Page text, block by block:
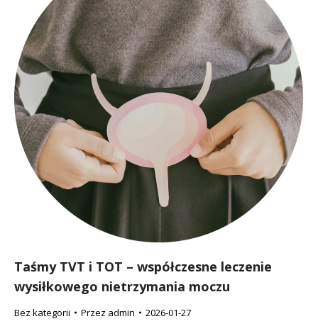
Taśmy TVT i TOT – współczesne leczenie
wysiłkowego nietrzymania moczu
Bez kategorii Przez admin 2026-01-27